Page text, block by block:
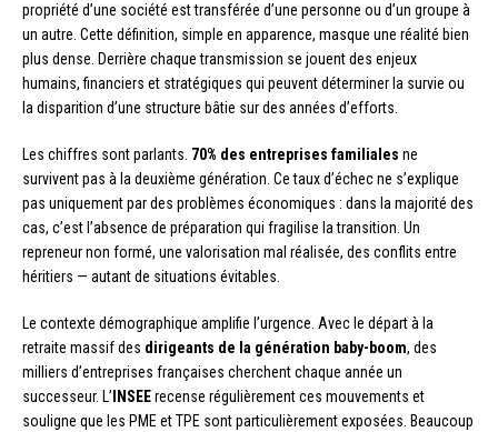
propriété d’une société est transférée d’une personne ou d’un groupe à
un autre. Cette définition, simple en apparence, masque une réalité bien
plus dense. Derrière chaque transmission se jouent des enjeux
humains, financiers et stratégiques qui peuvent déterminer la survie ou
la disparition d’une structure bâtie sur des années d’efforts.
Les chiffres sont parlants. 70% des entreprises familiales ne
survivent pas à la deuxième génération. Ce taux d’échec ne s’explique
pas uniquement par des problèmes économiques : dans la majorité des
cas, c’est l’absence de préparation qui fragilise la transition. Un
repreneur non formé, une valorisation mal réalisée, des conflits entre
héritiers — autant de situations évitables.
Le contexte démographique amplifie l’urgence. Avec le départ à la
retraite massif des dirigeants de la génération baby-boom, des
milliers d’entreprises françaises cherchent chaque année un
successeur. L’ INSEErecense régulièrement ces mouvements et
souligne que les PME et TPE sont particulièrement exposées. Beaucoup